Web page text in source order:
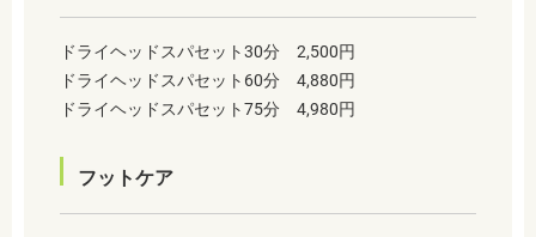
ドライヘッドスパセット30分 2,500円
ドライヘッドスパセット60分 4,880円
ドライヘッドスパセット75分 4,980円
フットケア